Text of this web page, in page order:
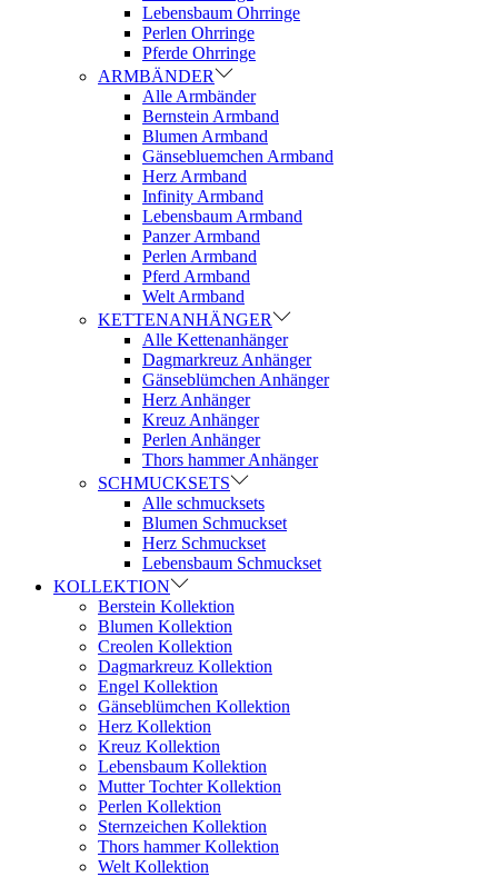
Lebensbaum Ohrringe
Perlen Ohrringe
Pferde Ohrringe
ARMBÄNDER
Alle Armbänder
Bernstein Armband
Blumen Armband
Gänsebluemchen Armband
Herz Armband
Infinity Armband
Lebensbaum Armband
Panzer Armband
Perlen Armband
Pferd Armband
Welt Armband
KETTENANHÄNGER
Alle Kettenanhänger
Dagmarkreuz Anhänger
Gänseblümchen Anhänger
Herz Anhänger
Kreuz Anhänger
Perlen Anhänger
Thors hammer Anhänger
SCHMUCKSETS
Alle schmucksets
Blumen Schmuckset
Herz Schmuckset
Lebensbaum Schmuckset
KOLLEKTION
Berstein Kollektion
Blumen Kollektion
Creolen Kollektion
Dagmarkreuz Kollektion
Engel Kollektion
Gänseblümchen Kollektion
Herz Kollektion
Kreuz Kollektion
Lebensbaum Kollektion
Mutter Tochter Kollektion
Perlen Kollektion
Sternzeichen Kollektion
Thors hammer Kollektion
Welt Kollektion